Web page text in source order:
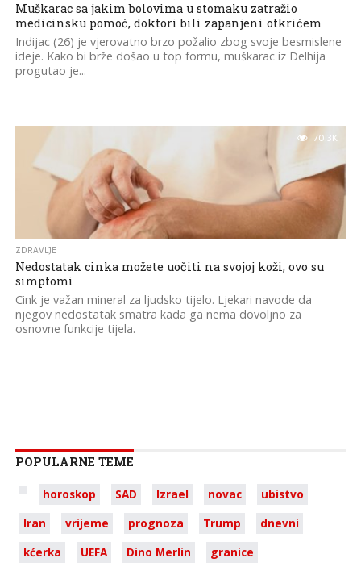
Muškarac sa jakim bolovima u stomaku zatražio
medicinsku pomoć, doktori bili zapanjeni otkrićem
Indijac (26) je vjerovatno brzo požalio zbog svoje besmislene
ideje. Kako bi brže došao u top formu, muškarac iz Delhija
progutao je...
70.3K
ZDRAVLJE
Nedostatak cinka možete uočiti na svojoj koži, ovo su
simptomi
Cink je važan mineral za ljudsko tijelo. Ljekari navode da
njegov nedostatak smatra kada ga nema dovoljno za
osnovne funkcije tijela.
POPULARNE TEME
horoskop SAD Izrael novac
ubistvo
Iran
vrijeme prognoza Trump
dnevni
kćerka
UEFA Dino Merlin granice